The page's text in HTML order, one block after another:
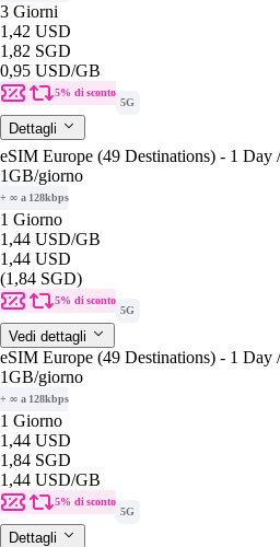
3 Giorni
1,42 USD
1,82 SGD
0,95 USD/GB
5% di sconto
5G
Dettagli
eSIM Europe (49 Destinations) - 1
1GB/giorno
+ ∞ a 128kbps
1 Giorno
1,44 USD/GB
1,44 USD
(1,84 SGD)
5% di sconto
5G
Vedi dettagli
eSIM Europe (49 Destinations) - 1
1GB/giorno
+ ∞ a 128kbps
1 Giorno
1,44 USD
1,84 SGD
1,44 USD/GB
5% di sconto
5G
Dettagli